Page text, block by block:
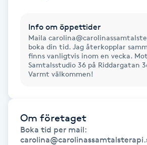
Friskvårdsmassage
Funktionsanalys
Färgning
Info om öppettider
Maila
boka din tid. Jag återkopplar
finns vanligtvis inom en vecka.
Samtalsstudio 36 på Riddargatan
Varmt välkommen!
Om företaget
Boka tid per mail: